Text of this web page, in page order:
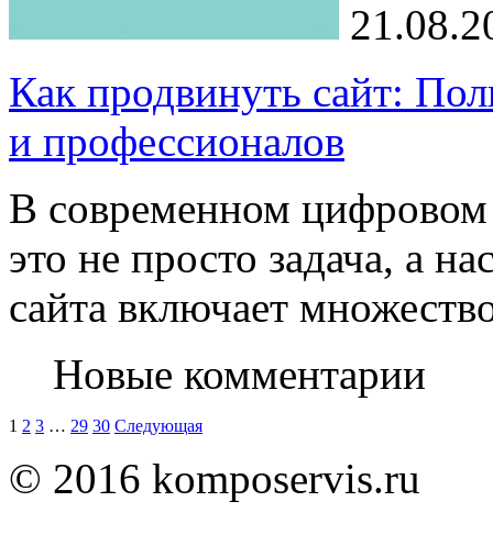
Как продвинуть сайт:
и профессионалов
В современном
это не просто задача, а
сайта включает
Новые комментарии
Пагинация
записей
1 2 3 … 29 30 Следующая
© 2016 komposervis.ru